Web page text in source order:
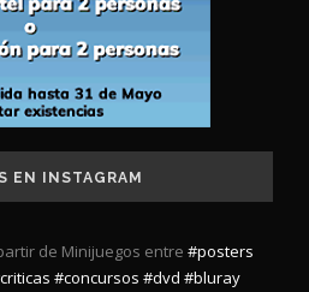
EN INSTAGRAM
de Minijuegos entre #posters
#concursos #dvd #bluray